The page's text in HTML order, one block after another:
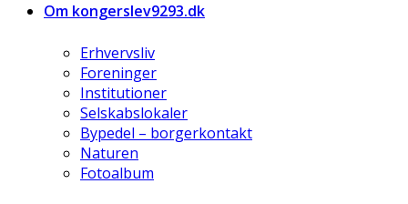
Om kongerslev9293.dk
Erhvervsliv
Foreninger
Institutioner
Selskabslokaler
Bypedel – borgerkontakt
Naturen
Fotoalbum